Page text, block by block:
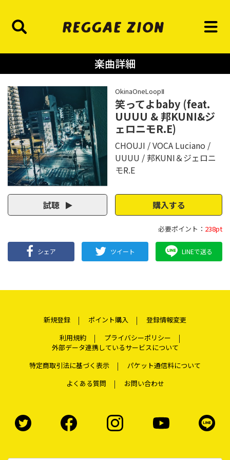
楽曲詳細
OkinaOneLoopⅡ
笑ってよbaby (feat.
UUUU & 邦KUNI&ジ
ェロニモR.E)
CHOUJI
VOCA Luciano
UUUU
邦KUNI＆ジェロニ
モR.E
試聴 購入する
必要ポイント： 238pt
シェア ツイート LINEで送る
新規登録 ポイント購入
登録情報変更
利用規約
プライバシーポリシー
外部データ連携しているサービスについて
特定商取引法に基づく表示
パケット通信料について
よくある質問
お問い合わせ